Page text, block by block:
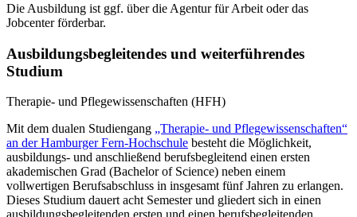
Die Ausbildung ist ggf. über die Agentur für Arbeit oder das
Jobcenter förderbar.
Ausbildungsbegleitendes und weiterführendes
Studium
Therapie- und Pflegewissenschaften (HFH)
Mit dem dualen Studiengang „Therapie- und Pflegewissenschaften“
an der Hamburger Fern-Hochschule besteht die Möglichkeit,
ausbildungs- und anschließend berufsbegleitend einen ersten
akademischen Grad (Bachelor of Science) neben einem
vollwertigen Berufsabschluss in insgesamt fünf Jahren zu erlangen.
Dieses Studium dauert acht Semester und gliedert sich in einen